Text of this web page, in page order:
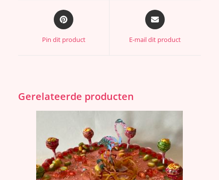
Pin dit product E-mail dit product
Gerelateerde producten